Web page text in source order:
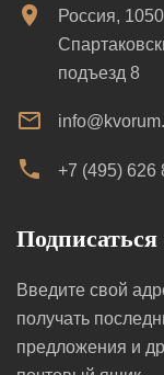
Россия,
подъезд 8
+7 (495) 626
Введите свой
получать
предложения и